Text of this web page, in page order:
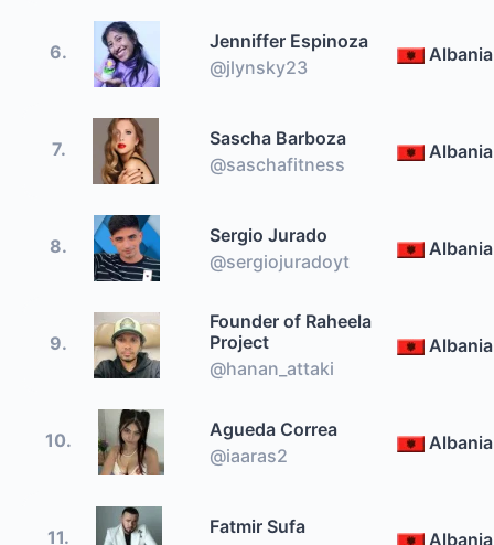
6.
Jenniffer Espinoza
@jlynsky23
Albania
7.
Sascha Barboza
@saschafitness
Albania
8.
Sergio Jurado
@sergiojuradoyt
Albania
9.
Founder of Raheela
Project
@hanan_attaki
Albania
10.
Agueda Correa
@iaaras2
Albania
11.
Fatmir Sufa
Albania